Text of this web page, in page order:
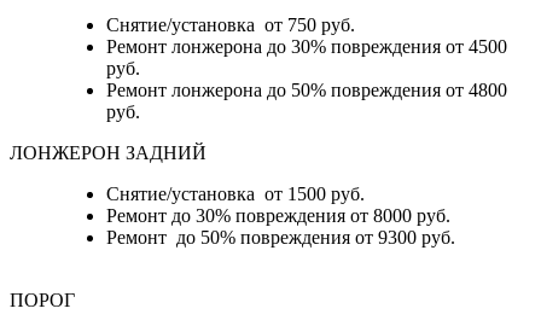
Снятие/установка от 750 руб.
Ремонт лонжерона до 30% повреждения от 4500
руб.
Ремонт лонжерона до 50% повреждения от 4800
руб.
ЛОНЖЕРОН ЗАДНИЙ
Снятие/установка от 1500 руб.
Ремонт до 30% повреждения от 8000 руб.
Ремонт до 50% повреждения от 9300 руб.
ПОРОГ